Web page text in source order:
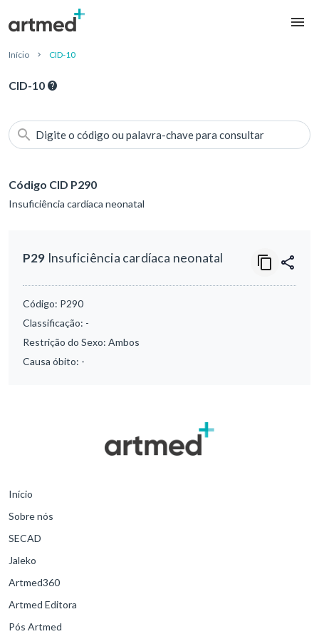
Início CID-10
CID-10
Digite o código ou palavra-chave para consultar
Código CID P290
Insuficiência cardíaca neonatal
P29 Insuficiência cardíaca neonatal
Código: P290
Classificação: -
Restrição do Sexo: Ambos
Causa óbito: -
Início
Sobre nós
SECAD
Jaleko
Artmed360
Artmed Editora
Pós Artmed